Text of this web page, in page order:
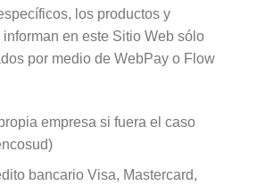
los productos y
en este Sitio Web sólo
por medio de WebPay o Flow
empresa si fuera el caso
bancario Visa, Mastercard,